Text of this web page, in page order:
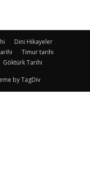
Dini Hikayeler
Timur tarihi
Göktürk Tarihi
by TagDiv